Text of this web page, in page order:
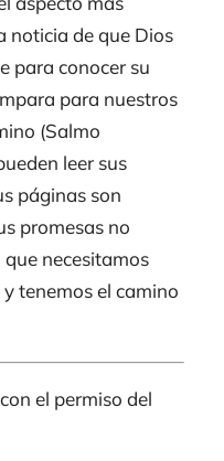
noticia de que Dios
para conocer su
para nuestros
(Salmo
leer sus
páginas son
promesas no
necesitamos
tenemos el camino
el permiso del